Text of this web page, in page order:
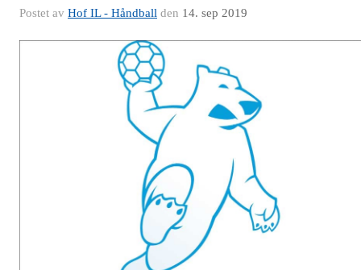
Postet av Hof IL - Håndball den 14. sep 2019